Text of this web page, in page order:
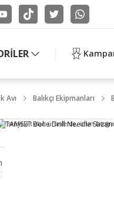
Avı Balıkçı Ekipmanları
seriye ait olan ürünlerde, ürün